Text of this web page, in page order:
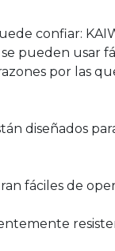
confiar:
se pueden usar
por las
diseñados
fáciles de